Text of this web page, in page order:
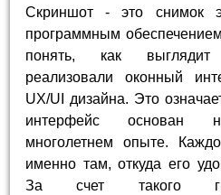
Скриншот - это снимок
программным
понять, как
реализовали оконный
UX/UI дизайна. Это
интерфейс основан
многолетнем опыте.
именно там, откуда его
За счет такого